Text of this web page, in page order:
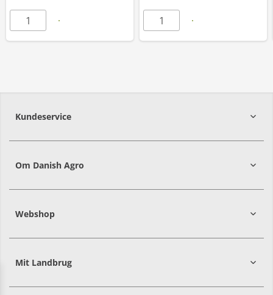
Kundeservice
Om Danish Agro
Webshop
Mit Landbrug